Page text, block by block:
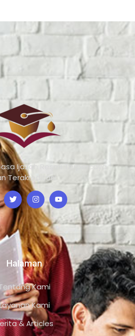
Ijazah Resmi Terpercaya
Terakreditasi.
Halaman
Kami
Kami
& Articles